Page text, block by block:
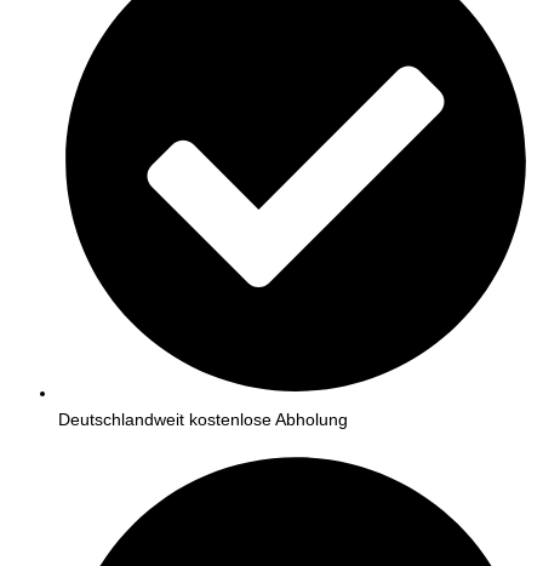
Deutschlandweit kostenlose Abholung